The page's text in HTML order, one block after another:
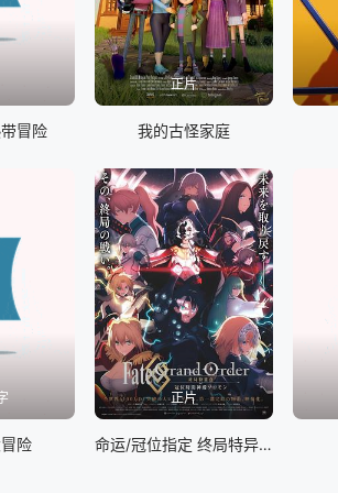
冒险
正片
我的古怪家庭
险
正片
命运/冠位指定 终局特异点 冠位时间神殿所罗门